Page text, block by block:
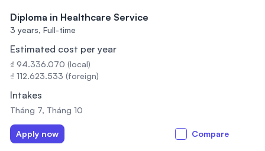
Diploma in Healthcare Service
3 years, Full-time
Estimated cost per year
₫ 94.336.070 (local)
₫ 112.623.533 (foreign)
Intakes
Tháng 7, Tháng 10
Apply now Compare